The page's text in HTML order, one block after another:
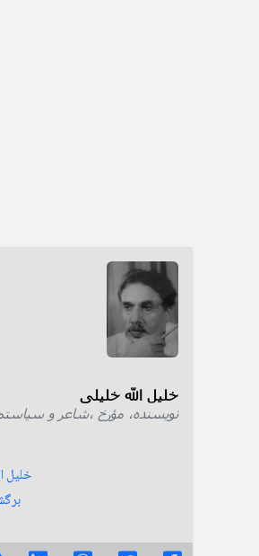
خلیل الله خلیلی
نویسنده، مؤرخ ،شاعر و
خلیل